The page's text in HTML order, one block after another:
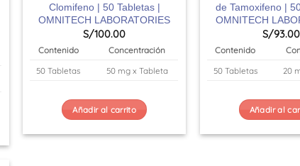
Clomifeno | 50 Tabletas |
OMNITECH LABORATORIES
S/100.00
Contenido
Concentración
50 Tabletas
50 mg x Tableta
Añadir al carrito
de Tamoxifeno |
OMNITECH
S/93.00
Contenido
50 Tabletas
20
Añadir al